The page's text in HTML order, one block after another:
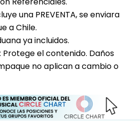
una PREVENTA, se enviara
a Chile.
ya incluidos.
Protege el contenido. Daños
no aplican a cambio o